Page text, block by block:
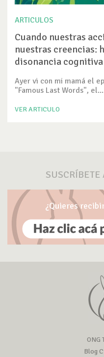
ARTICULOS
Cuando nuestras
nuestras creencias:
disonancia cognitiva
Ayer vi con mi mamá el
"Famous Last Words", el...
VER ARTICULO
SUSCRÍBETE
¿Quieres
ONG
Blog